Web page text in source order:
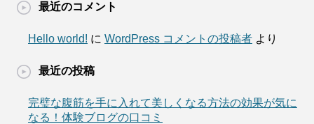
最近のコメント
Hello world! に WordPress コメントの投稿者 より
最近の投稿
完璧な腹筋を手に入れて美しくなる方法の効果が気に
なる！体験ブログの口コミ